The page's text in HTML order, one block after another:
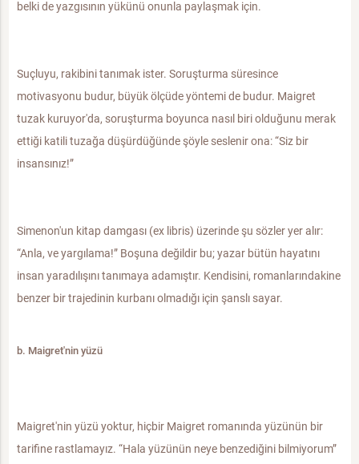
belki de yazgısının yükünü onunla paylaşmak için.
Suçluyu, rakibini tanımak ister. Soruşturma süresince
motivasyonu budur, büyük ölçüde yöntemi de budur. Maigret
tuzak kuruyor'da, soruşturma boyunca nasıl biri olduğunu merak
ettiği katili tuzağa düşürdüğünde şöyle seslenir ona: “Siz bir
insansınız!”
Simenon'un kitap damgası (ex libris) üzerinde şu sözler yer alır:
“Anla, ve yargılama!” Boşuna değildir bu; yazar bütün hayatını
insan yaradılışını tanımaya adamıştır. Kendisini, romanlarındakine
benzer bir trajedinin kurbanı olmadığı için şanslı sayar.
b. Maigret'nin yüzü
Maigret'nin yüzü yoktur, hiçbir Maigret romanında yüzünün bir
tarifine rastlamayız. “Hala yüzünün neye benzediğini bilmiyorum”